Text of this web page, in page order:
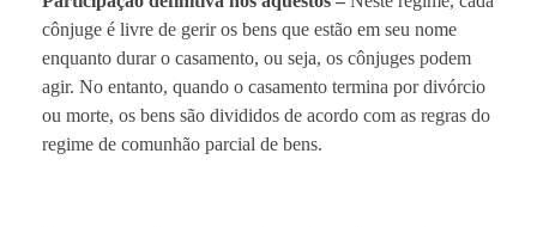
cônjuge é livre de gerir os bens que estão em seu nome
enquanto durar o casamento, ou seja, os cônjuges podem
agir. No entanto, quando o casamento termina por divórcio
ou morte, os bens são divididos de acordo com as regras do
regime de comunhão parcial de bens.